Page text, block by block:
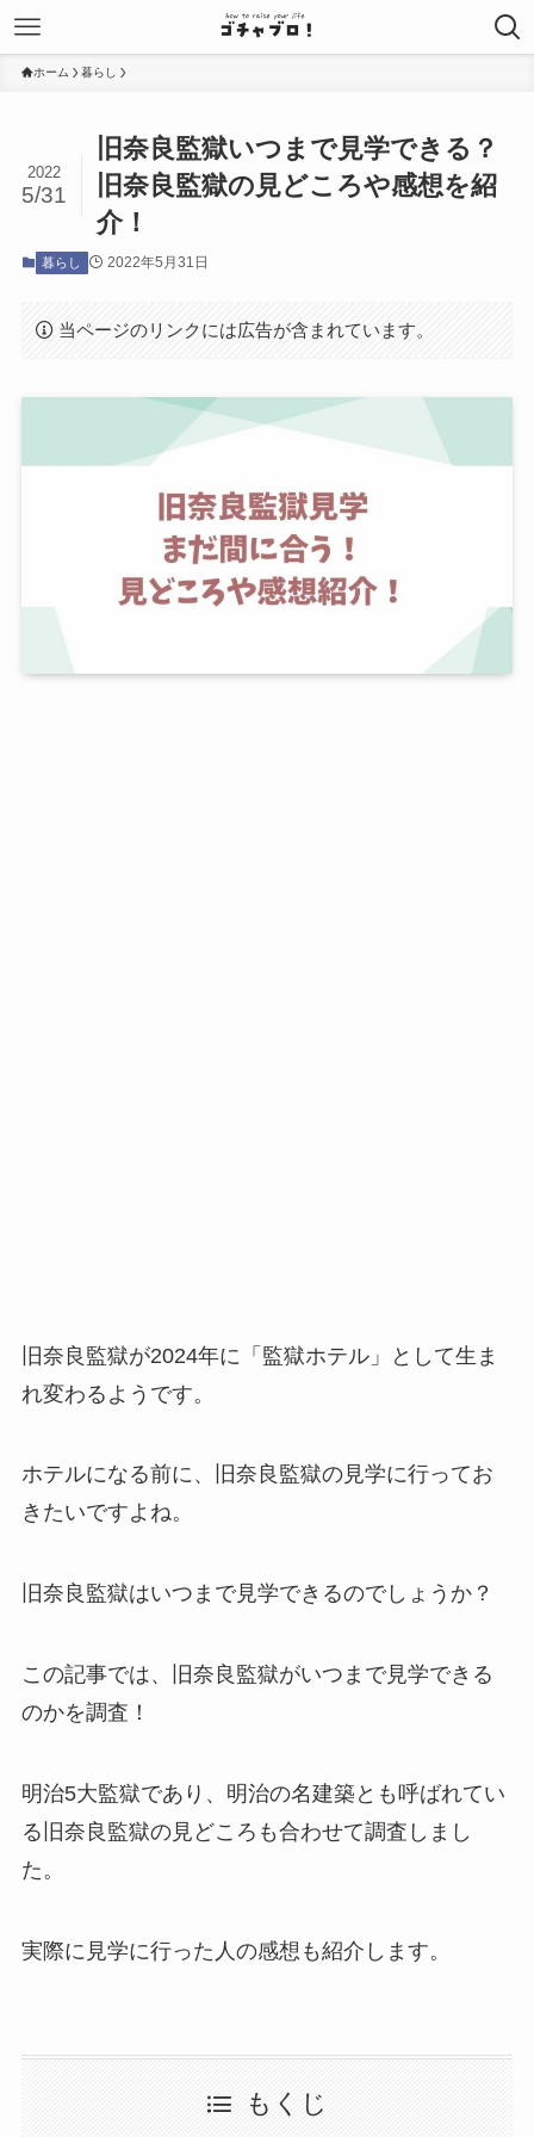
ホーム 暮らし
旧奈良監獄いつまで見学できる？
旧奈良監獄の見どころや感想を紹
介！
2022
5/31
暮らし 2022年5月31日
当ページのリンクには広告が含まれています。
旧奈良監獄が2024年に「監獄ホテル」として生ま
れ変わるようです。
ホテルになる前に、旧奈良監獄の見学に行ってお
きたいですよね。
旧奈良監獄はいつまで見学できるのでしょうか？
この記事では、旧奈良監獄がいつまで見学できる
のかを調査！
明治5大監獄であり、明治の名建築とも呼ばれてい
る旧奈良監獄の見どころも合わせて調査しまし
た。
実際に見学に行った人の感想も紹介します。
もくじ